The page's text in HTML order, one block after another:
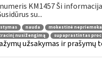
KM1457 Ši
su...
nauda mokestinė nepriemoka
nusižengimą
supaprastintas
užsakymas ir